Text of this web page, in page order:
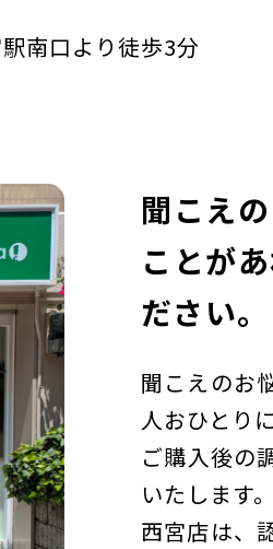
南口より徒歩3分
聞こえ
ことが
ださい。
聞こえのお
人おひとり
ご購入後の
いたします。
西宮店は、